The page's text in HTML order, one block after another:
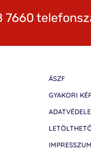
7660
ÁSZF
GYAKORI
IMPRESSZUM